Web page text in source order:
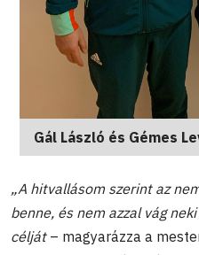
Gál László és Gémes
„A hitvallásom szerint az
benne, és nem azzal vág
célját– magyarázza a